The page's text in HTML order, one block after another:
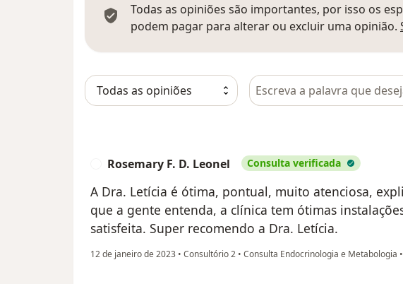
Todas as opiniões são importantes, por isso os
podem pagar para alterar ou excluir uma opinião.
Pesquisar em opiniões
Rosemary F. D. Leonel Consulta verificada
A Dra. Letícia é ótima, pontual, muito atenciosa,
que a gente entenda, a clínica tem ótimas
satisfeita. Super recomendo a Dra. Letícia.
12 de janeiro de 2023 • Consultório 2 • Consulta Endocrinologia e Metabologia •